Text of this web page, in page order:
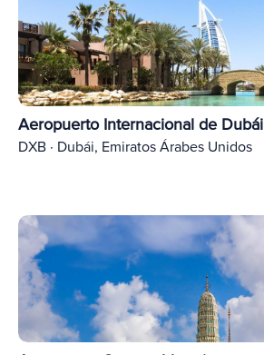
Aeropuerto Internacional de Dubái
DXB · Dubái, Emiratos Árabes Unidos